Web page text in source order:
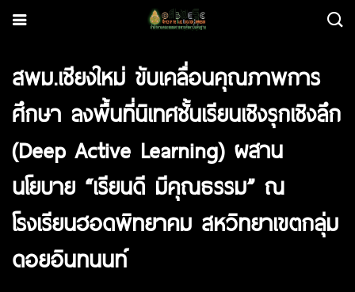
สพม.เชียงใหม่ ขับเคลื่อนคุณภาพการ
ศึกษา ลงพื้นที่นิเทศชั้นเรียนเชิงรุกเชิงลึก
(Deep Active Learning) ผสาน
นโยบาย “เรียนดี มีคุณธรรม” ณ
โรงเรียนฮอดพิทยาคม สหวิทยาเขตกลุ่ม
ดอยอินทนนท์